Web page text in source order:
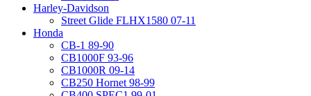
Harley-Davidson
Street Glide FLHX1580 07-11
Honda
CB-1 89-90
CB1000F 93-96
CB1000R 09-14
CB250 Hornet 98-99